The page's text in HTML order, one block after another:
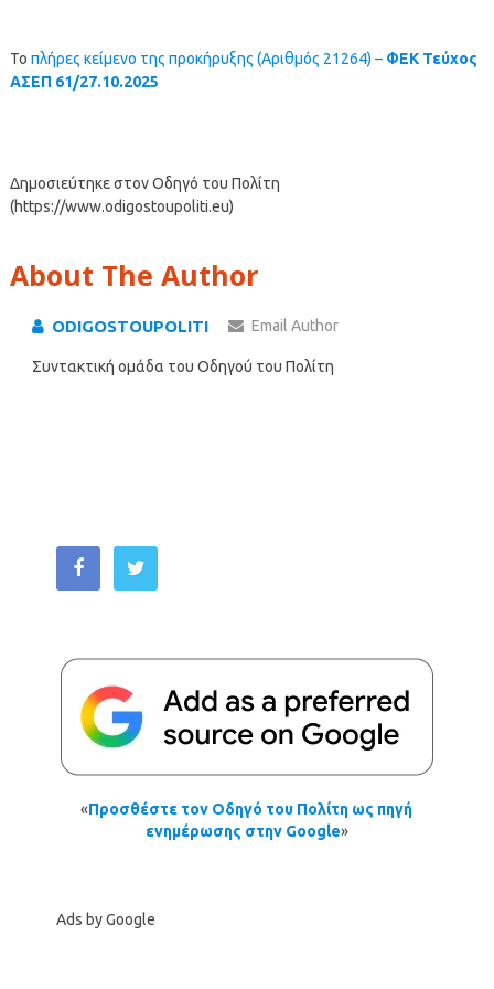
Το πλήρες κείμενο της προκήρυξης (Αριθμός 21264) – ΦΕΚ Τεύχος
ΑΣΕΠ 61/27.10.2025
Δημοσιεύτηκε στον Οδηγό του Πολίτη
(https://www.odigostoupoliti.eu)
About The Author
ODIGOSTOUPOLITI Email Author
Συντακτική ομάδα του Οδηγού του Πολίτη
«Προσθέστε τον Οδηγό του Πολίτη ως πηγή
ενημέρωσης στην Google»
Ads by Google